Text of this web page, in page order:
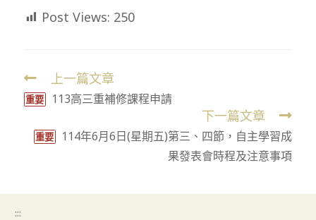
Post Views: 250
Read
more
上一篇文章
重要 113高三重補修課程申請
下一篇文章
重要
114年6月6日(星期五)第三、四節，自主學習成
果發表會時程及注意事項
:::